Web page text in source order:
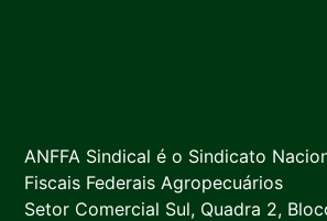
ANFFA Sindical é o Sindicato
Fiscais Federais Agropecuários
Setor Comercial Sul, Quadra 2,